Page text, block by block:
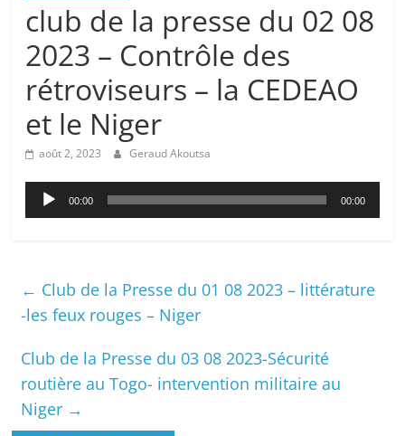
club de la presse du 02 08
2023 – Contrôle des
rétroviseurs – la CEDEAO
et le Niger
août 2, 2023 Geraud Akoutsa
Lecteur
audio
00:00 00:00
← Club de la Presse du 01 08 2023 – littérature
-les feux rouges – Niger
Club de la Presse du 03 08 2023-Sécurité
routière au Togo- intervention militaire au
Niger →